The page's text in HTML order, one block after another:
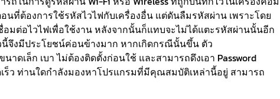
ที่ต้องการใช้รหัสไวไฟกับเครื่องอื่น แต่ดันลืมรหัสผ่าน เพราะโดย
มต่อไวไฟเพื่อใช้งาน หลังจากนั้นก็แทบจะไม่ได้แตะรหัสผ่านนั้นอีก
นี้จึงมีประโยชน์ค่อนข้างมาก หากเกิดกรณีนั้นขึ้น ตัว
าดเล็ก เบา ไม่ต้องติดตั้งก่อนใช้ และสามารถดึงเอา Password
ร็ว ท่านใดกำลังมองหาโปรแกรมที่มีคุณสมบัติเหล่านี้อยู่ สามารถ